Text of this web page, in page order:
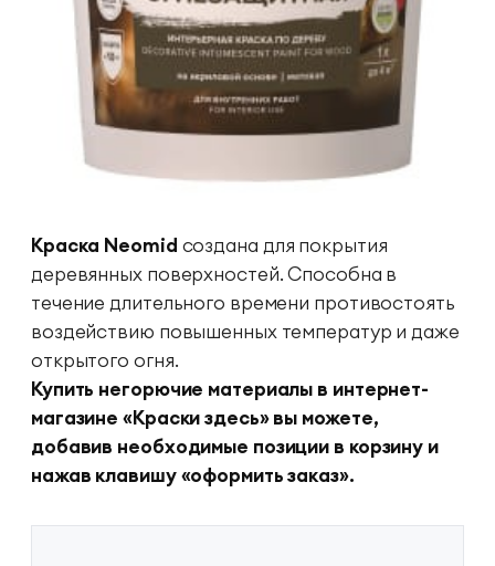
Краска Neomid создана для покрытия
деревянных поверхностей. Способна в
течение длительного времени противостоять
воздействию повышенных температур и даже
открытого огня.
Купить негорючие материалы в интернет-
магазине «Краски здесь» вы можете,
добавив необходимые позиции в корзину и
нажав клавишу «оформить заказ».